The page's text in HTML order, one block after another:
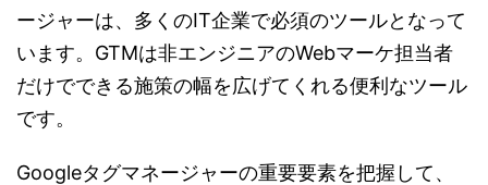
ージャーは、多くのIT企業で必須のツールとなって
います。GTMは非エンジニアのWebマーケ担当者
だけでできる施策の幅を広げてくれる便利なツール
です。
Googleタグマネージャーの重要要素を把握して、